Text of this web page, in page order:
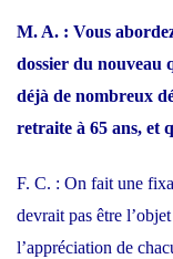
M. A. : Vous
dossier du nouveau
déjà de nombreux
retraite à 65 ans, et
F. C. : On fait une
devrait pas être
l’appréciation de